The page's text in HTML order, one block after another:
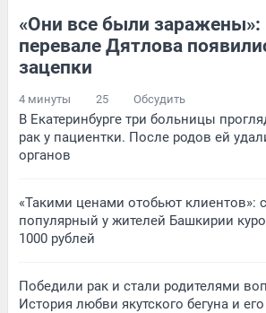
«Они все были заражены»:
перевале Дятлова
зацепки
4 минуты 25 Обсудить
В Екатеринбурге три больницы
рак у пациентки. После родов ей
органов
«Такими ценами отобьют клиентов»:
популярный у жителей Башкирии
1000 рублей
Победили рак и стали родителями
История любви якутского бегуна и